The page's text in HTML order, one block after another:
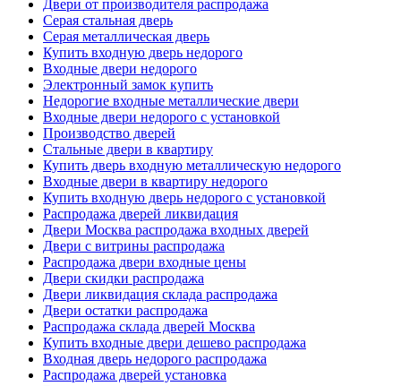
Двери от производителя распродажа
Серая стальная дверь
Серая металлическая дверь
Купить входную дверь недорого
Входные двери недорого
Электронный замок купить
Недорогие входные металлические двери
Входные двери недорого с установкой
Производство дверей
Стальные двери в квартиру
Купить дверь входную металлическую недорого
Входные двери в квартиру недорого
Купить входную дверь недорого с установкой
Распродажа дверей ликвидация
Двери Москва распродажа входных дверей
Двери с витрины распродажа
Распродажа двери входные цены
Двери скидки распродажа
Двери ликвидация склада распродажа
Двери остатки распродажа
Распродажа склада дверей Москва
Купить входные двери дешево распродажа
Входная дверь недорого распродажа
Распродажа дверей установка